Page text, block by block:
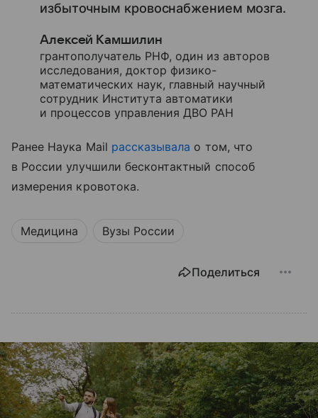
избыточным кровоснабжением мозга.
Алексей Камшилин
грантополучатель РНФ, один из авторов
исследования, доктор физико-
математических наук, главный научный
сотрудник Института автоматики
и процессов управления ДВО РАН
Ранее Наука Mail рассказывала о том, что
в России улучшили бесконтактный способ
измерения кровотока.
Медицина Вузы России
Поделиться